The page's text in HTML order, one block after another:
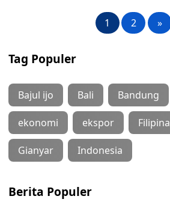
1 2 »
Tag Populer
Bajul ijo Bali Bandung
ekonomi ekspor Filipina
Gianyar Indonesia
Berita Populer